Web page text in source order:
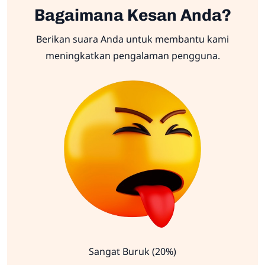
Bagaimana Kesan Anda?
Berikan suara Anda untuk membantu kami
meningkatkan pengalaman pengguna.
Sangat Buruk (20%)